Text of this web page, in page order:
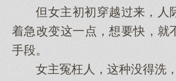
但女主初初穿越过来，人
着急改变这一点，想要快，就
手段。
女主冤枉人，这种没得洗，